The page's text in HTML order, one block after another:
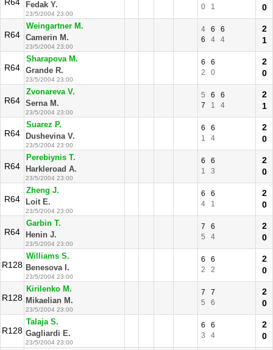
Fedak Y.
23/5/2004 23:00
0
1
0
R64
Weingartner M.
Camerin M.
23/5/2004 23:00
4 6
6
6
4 4
2
1
R64
Sharapova M.
Grande R.
23/5/2004 23:00
6
6
2
0
2
0
R64
Zvonareva V.
Serna M.
23/5/2004 23:00
5 6
6
7
1 4
2
1
R64
Suarez P.
Dushevina V.
23/5/2004 23:00
6
6
1
4
2
0
R64
Perebiynis T.
Harkleroad A.
23/5/2004 23:00
6
6
1
3
2
0
R64
Zheng J.
Loit E.
23/5/2004 23:00
6
6
4
1
2
0
R64
Garbin T.
Henin J.
23/5/2004 23:00
7
6
5
4
2
0
R128
Williams S.
Benesova I.
23/5/2004 23:00
6
6
2
2
2
0
R128
Kirilenko M.
Mikaelian M.
23/5/2004 23:00
7
7
5
6
2
0
R128
Talaja S.
Gagliardi E.
23/5/2004 23:00
6
6
3
4
2
0